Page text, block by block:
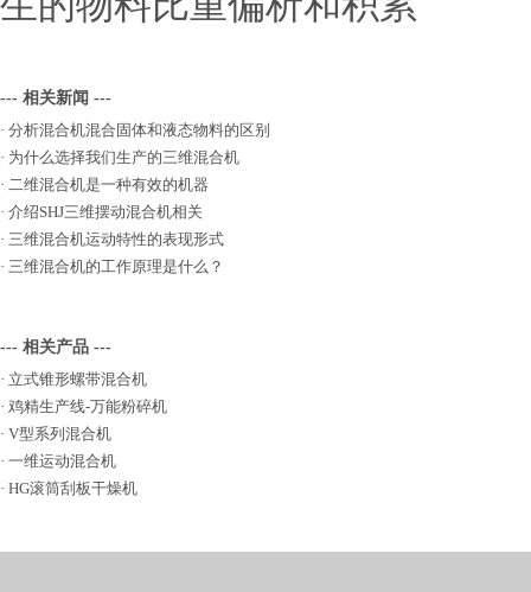
--- 相关新闻 ---
· 分析混合机混合固体和液态物料的区别
· 为什么选择我们生产的三维混合机
· 二维混合机是一种有效的机器
· 介绍SHJ三维摆动混合机相关
· 三维混合机运动特性的表现形式
· 三维混合机的工作原理是什么？
--- 相关产品 ---
· 立式锥形螺带混合机
· 鸡精生产线-万能粉碎机
· V型系列混合机
· 一维运动混合机
· HG滚筒刮板干燥机